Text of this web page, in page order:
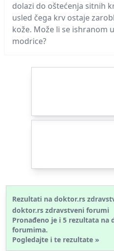
dolazi do oštećenja sitnih
usled čega krv ostaje
kože. Može li se ishranom
modrice?
Rezultati na doktor.rs
doktor.rs zdravstveni forumi
Pronađeno je i 5 rezultata na
forumima.
Pogledajte i te rezultate »